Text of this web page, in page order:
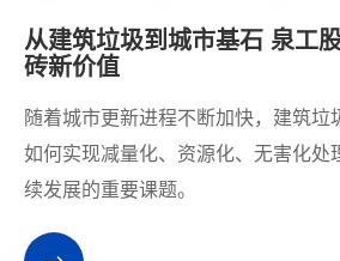
从建筑垃圾到城市基石 泉工
砖新价值
随着城市更新进程不断加快，建筑垃
如何实现减量化、资源化、无害化处
续发展的重要课题。